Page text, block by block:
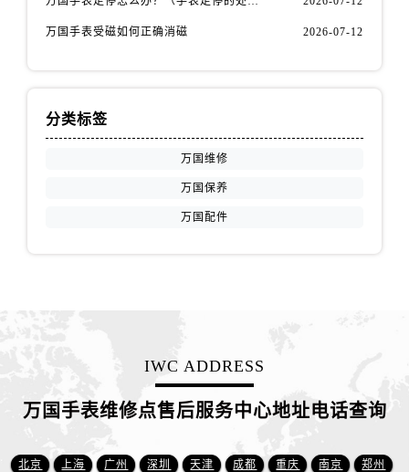
江西省赣州市章贡区文清路万国售后服务中心（需提前预约）
山东省济南市历下区经十路11111号华润中心写字楼（万象城）15层1508室万国售后服务中心（需提前预约）
万国手表受磁如何正确消磁 2026-07-12
分类标签
万国维修
万国保养
万国配件
IWC ADDRESS
万国手表维修点售后服务中心地址电话查询
北京 上海 广州 深圳 天津 成都 重庆 南京 郑州